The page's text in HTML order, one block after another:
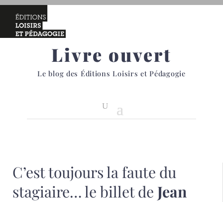
Livre ouvert
Le blog des Éditions Loisirs et Pédagogie
C’est toujours la faute du
stagiaire… le billet de Jean